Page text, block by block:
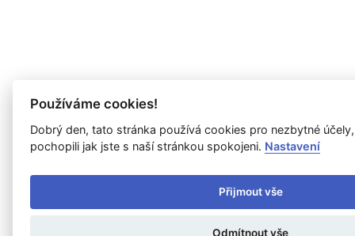
Používáme cookies!
Dobrý den, tato stránka používá cookies pro nezbytné
pochopili jak jste s naší stránkou spokojeni. Nastavení
Přijmout vše
Odmítnout vše